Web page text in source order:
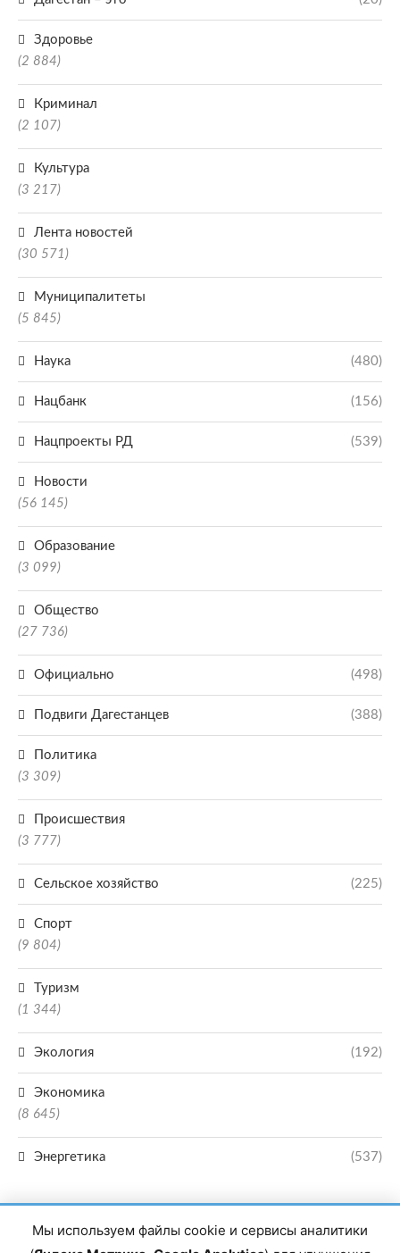
Здоровье
(2 884)
Криминал
(2 107)
Культура
(3 217)
Лента новостей
(30 571)
Муниципалитеты
(5 845)
Наука (480)
Нацбанк (156)
Нацпроекты РД (539)
Новости
(56 145)
Образование
(3 099)
Общество
(27 736)
Официально (498)
Подвиги Дагестанцев (388)
Политика
(3 309)
Происшествия
(3 777)
Сельское хозяйство (225)
Спорт
(9 804)
Туризм
(1 344)
Экология (192)
Экономика
(8 645)
Энергетика (537)
Мы используем файлы cookie и сервисы аналитики